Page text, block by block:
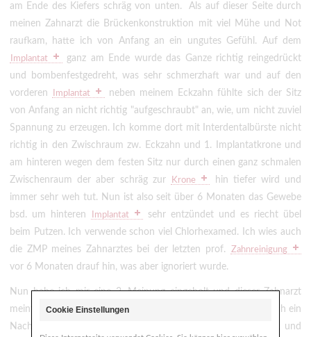
am Ende des Kiefers schräg von unten. Als auf dieser Seite durch
meinen Zahnarzt die Brückenkonstruktion mit viel Mühe und Not
raufkam, hatte ich von Anfang an ein ungutes Gefühl. Auf dem
Implantat
ganz am Ende wurde das Ganze richtig reingedrückt
und bombenfestgedreht, was sehr schmerzhaft war und auf den
vorderen
Implantat
neben meinem Eckzahn fühlte sich der Sitz
von Anfang an nicht richtig "aufgeschraubt" an, wie, um nicht zuviel
Spannung zu erzeugen. Ich komme dort mit Interdentalbürste nicht
richtig in den Zwischraum zw. Eckzahn und 1. Implantatkrone und
am hinteren wegen dem festen Sitz nur durch einen ganz schmalen
Zwischenraum der aber schräg zur
Krone
hin tiefer wird und
immer sehr weh tut. Nun ist also seit über 6 Monaten das Gewebe
bsd. um hinteren
Implantat
sehr entzündet und es riecht übel
beim Putzen. Ich verwende schon viel Chlorhexamed. Ich wies auch
die ZMP meines Zahnarztes bei der letzten prof.
Zahnreinigung
vor 6 Monaten drauf hin, was aber ignoriert wurde.
Nun habe ich mir eine 2. Meinung eingeholt und dieser Zahnarzt
meinte, die Brücke passt überhaupt nicht richtig und es ist auch ein
Nachteil mit dem schräg eingesetzten
am Ende , und
Cookie Einstellungen